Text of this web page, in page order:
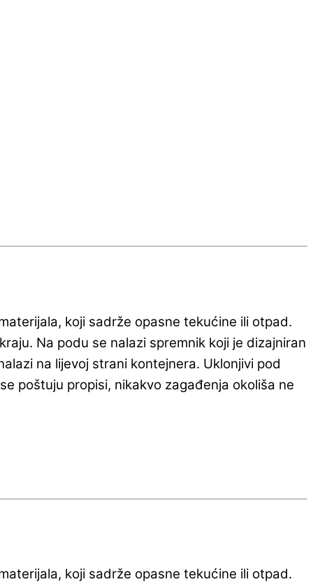
koji sadrže opasne tekućine ili otpad.
Na podu se nalazi spremnik koji je dizajniran
na lijevoj strani kontejnera. Uklonjivi pod
poštuju propisi, nikakvo zagađenja okoliša ne
koji sadrže opasne tekućine ili otpad.